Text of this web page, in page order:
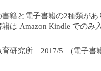
書籍と電子書籍の2種類があ
籍は Amazon Kindle でのみ
育研究所 2017/5 (電子書